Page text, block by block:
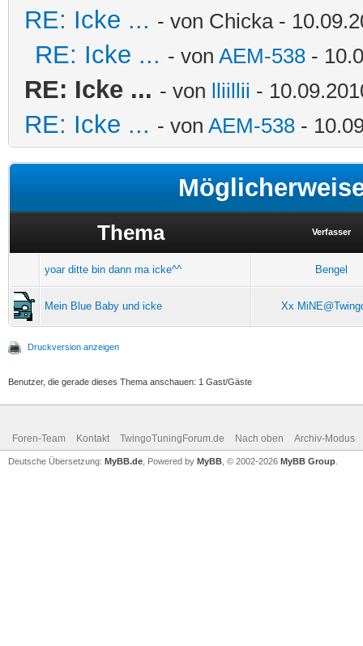
RE: Icke ... - von Chicka -
RE: Icke ... - von AEM-538 -
RE: Icke ... - von lliillii -
RE: Icke ... - von AEM-538 -
Thema Verfasser
yoar ditte bin dann ma icke^^ Bengel
Mein Blue Baby und icke Xx
Druckversion anzeigen
Benutzer, die gerade dieses Thema anschauen: 1 Gast/Gäste
Foren-Team Kontakt TwingoTuningForum.de Nach oben Archiv-Modus
Deutsche Übersetzung: MyBB.de , Powered by MyBB , © 2002-2026 MyBB Group